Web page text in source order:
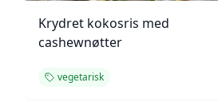
Krydret kokosris med
cashewnøtter
vegetarisk